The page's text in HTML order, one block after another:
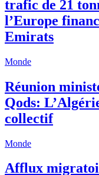
trafic de 21
l’Europe
Emirats
Monde
Réunion
Qods:
collectif
Monde
Afflux